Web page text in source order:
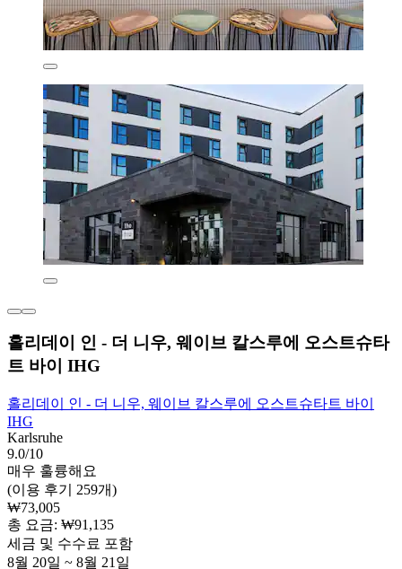
홀리데이 인 - 더 니우, 웨이브 칼스루에 오스트슈타
트 바이 IHG
홀리데이 인 - 더 니우, 웨이브 칼스루에 오스트슈타트 바이
IHG
Karlsruhe
9.0/10
매우 훌륭해요
(이용 후기 259개)
₩73,005
총 요금: ₩91,135
세금 및 수수료 포함
8월 20일 ~ 8월 21일